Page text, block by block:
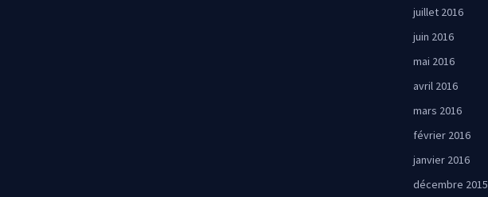
juillet 2016
juin 2016
mai 2016
avril 2016
mars 2016
février 2016
janvier 2016
décembre 2015